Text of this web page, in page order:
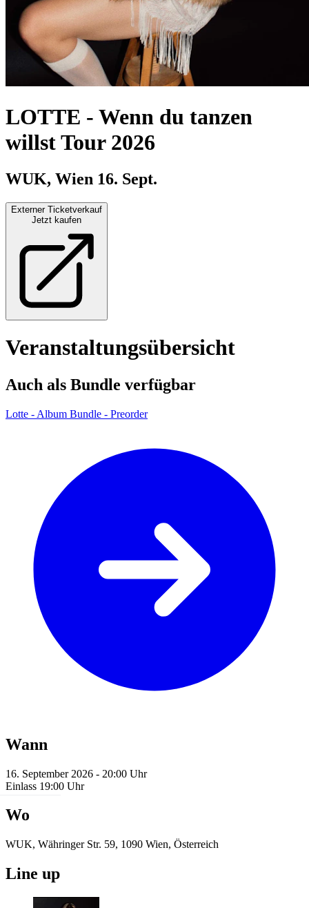
LOTTE - Wenn du tanzen
willst Tour 2026
WUK, Wien 16. Sept.
Externer Ticketverkauf
Jetzt kaufen
Veranstaltungsübersicht
Auch als Bundle verfügbar
Lotte - Album Bundle - Preorder
Wann
16. September 2026 - 20:00 Uhr
Einlass 19:00 Uhr
Wo
WUK, Währinger Str. 59, 1090 Wien, Österreich
Line up